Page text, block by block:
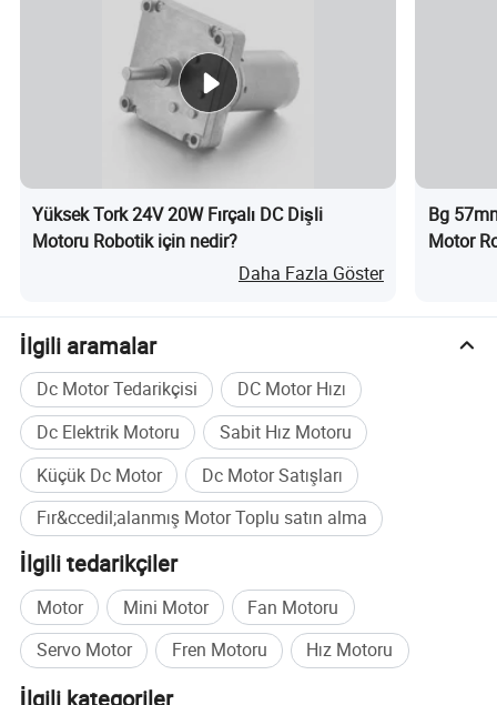
Yüksek Tork 24V 20W Fırçalı DC Dişli
Motoru Robotik için nedir?
Daha Fazla Göster
Bg
Motor
İlgili aramalar
Dc Motor Tedarikçisi
DC Motor Hızı
Dc Elektrik Motoru
Sabit Hız Motoru
Küçük Dc Motor
Dc Motor Satışları
Fır&ccedil;alanmış Motor Toplu satın alma
İlgili tedarikçiler
Motor Mini Motor
Fan Motoru
Servo Motor
Fren Motoru Hız Motoru
İlgili kategoriler